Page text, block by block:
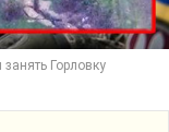
Горловку